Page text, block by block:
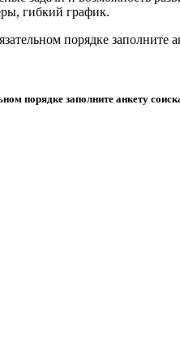
гибкий график.
порядке заполните
порядке заполните анкету